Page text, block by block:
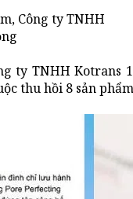
Công ty TNHH
ty TNHH
thu hồi 8 sản